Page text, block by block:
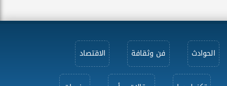
الحوادث فن وثقافة الاقتصاد